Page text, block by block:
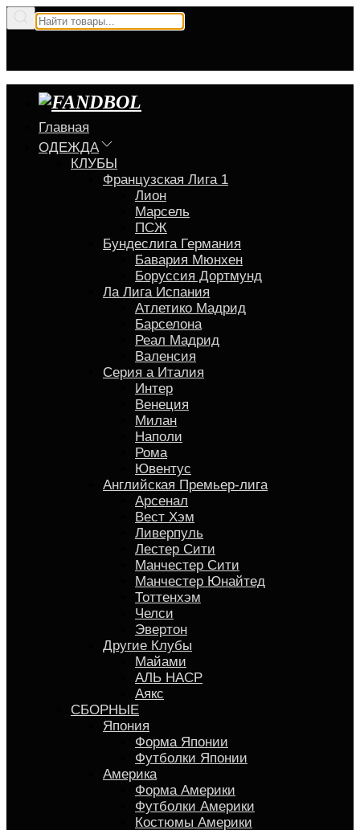
Главная
ОДЕЖДА
КЛУБЫ
Французская Лига 1
Лион
Марсель
ПСЖ
Бундеслига Германия
Бавария Мюнхен
Боруссия Дортмунд
Ла Лига Испания
Атлетико Мадрид
Барселона
Реал Мадрид
Валенсия
Серия a Италия
Интер
Венеция
Милан
Наполи
Рома
Ювентус
Английская Премьер-лига
Арсенал
Вест Хэм
Ливерпуль
Лестер Сити
Манчестер Сити
Манчестер Юнайтед
Тоттенхэм
Челси
Эвертон
Другие Клубы
Майами
АЛЬ НАСР
Аякс
СБОРНЫЕ
Япония
Форма Японии
Футболки Японии
Америка
Форма Америки
Футболки Америки
Костюмы Америки